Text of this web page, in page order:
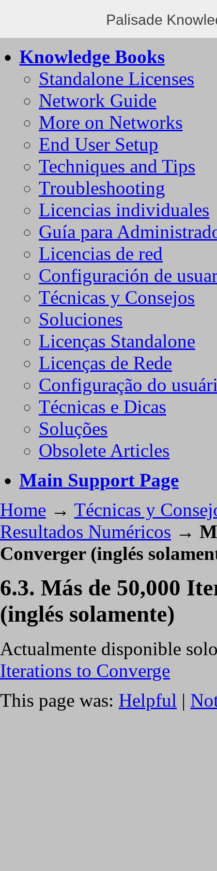
Palisade
Knowledge Books
Standalone Licenses
Network Guide
More on Networks
End User Setup
Techniques and Tips
Troubleshooting
Licencias individuales
Guía para
Licencias de red
Configuración de
Técnicas y Consejos
Soluciones
Licenças Standalone
Licenças de Rede
Configuração do
Técnicas e Dicas
Soluções
Obsolete Articles
Main Support Page
Home → Técnicas y
Resultados Numéricos →
Converger (inglés
6.3. Más de 50,000
(inglés solamente)
Actualmente disponible
Iterations to Converge
This page was: Helpful |